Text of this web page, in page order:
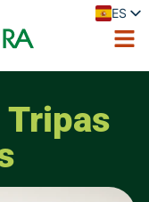
ES
EN
FR
Tripas